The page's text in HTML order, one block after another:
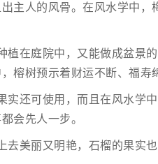
主人的风骨。在风水学中，
植在庭院中，又能做成盆景
榕树预示着财运不断、福寿
实还可使用，而且在风水学
会先人一步。
去美丽又明艳，石榴的果实